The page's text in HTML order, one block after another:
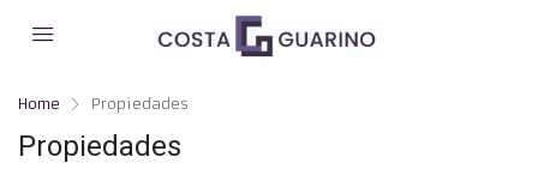
Home Propiedades
Propiedades